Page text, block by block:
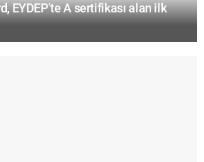
EYDEP’te A sertifikası alan ilk